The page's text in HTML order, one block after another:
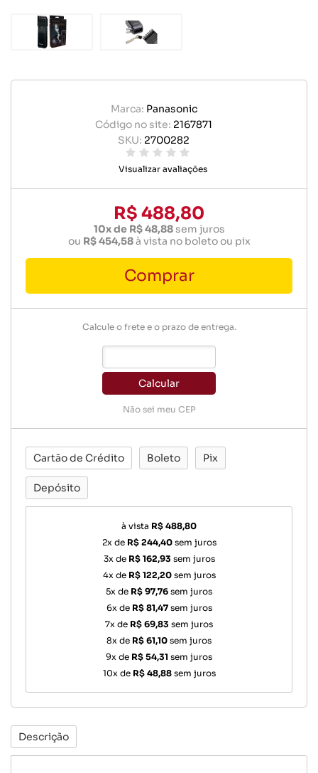
Marca: Panasonic
Código no site: 2167871
SKU: 2700282
Visualizar avaliações
R$ 488,80
10x de R$ 48,88sem juros
ou R$ 454,58à vista no boleto ou pix
Comprar
Calcule o frete e o prazo de entrega.
Calcular
Não sei meu CEP
Cartão de Crédito Boleto Pix
Depósito
à vista R$ 488,80
2x de R$ 244,40sem juros
3x de R$ 162,93 sem juros
4x de R$ 122,20sem juros
5x de R$ 97,76 sem juros
6x de R$ 81,47sem juros
7x de R$ 69,83 sem juros
8x de R$ 61,10 sem juros
9x de R$ 54,31 sem juros
10x de R$ 48,88sem juros
Descrição